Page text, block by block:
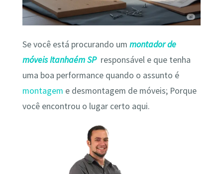
Se você está procurando um montador de
móveis Itanhaém SP responsável e que tenha
uma boa performance quando o assunto é
montagem e desmontagem de móveis; Porque
você encontrou o lugar certo aqui.